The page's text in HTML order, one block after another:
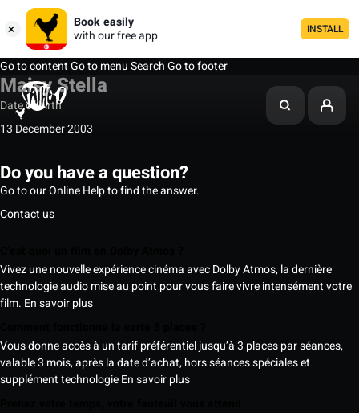
Book easily
with our free app
INSTALL
Go to contentGo to menuSearchGo to footer
Maisy Stella
Date of birth
13 December 2003
Do you have a question?
Go to our Online Help to find the answer.
Contact us
Vivez une nouvelle expérience cinéma avec Dolby Atmos, la dernière
technologie audio mise au point pour vous faire vivre intensément votre
film. En savoir plus
Vous donne accès à un tarif préférentiel jusqu’à 3 places par séances,
valable 3 mois, après la date d’achat, hors séances spéciales et
supplément technologieEn savoir plus